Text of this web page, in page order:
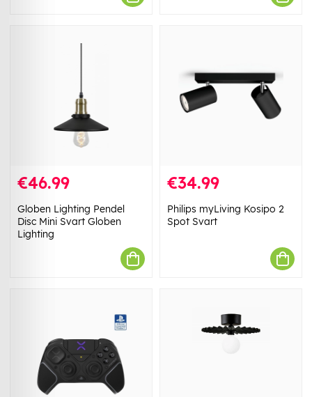
€46.99
Globen Lighting Pendel
Disc Mini Svart Globen
Lighting
€34.99
Philips myLiving Kosipo 2
Spot Svart